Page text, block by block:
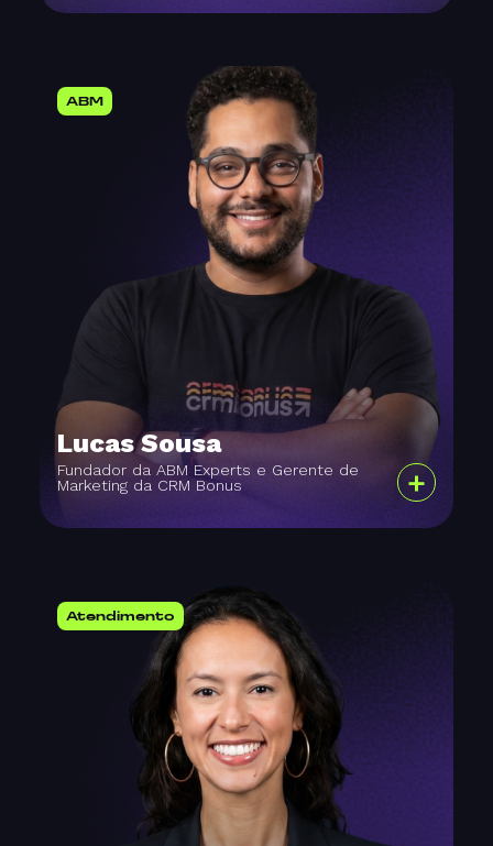
Lucas Sousa
Fundador da ABM Experts e Gerente de
Marketing da CRM Bonus
+
ABM
Atendimento